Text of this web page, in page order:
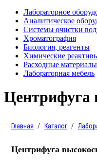
Лабораторное
Аналитическое
Системы очистки
Хроматография
Биология, реагенты
Химические
Расходные материалы
Лабораторная мебель
Центрифуга
Главная Каталог
Центрифуга